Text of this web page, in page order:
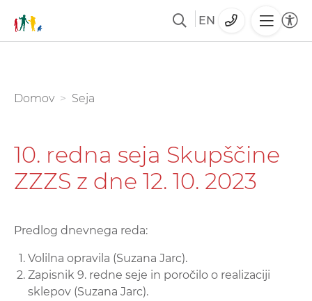
glavno
EN
You are here:
Domov Seja
10. redna seja Skupščine
ZZZS z dne 12. 10. 2023
Predlog dnevnega reda:
Volilna opravila (Suzana Jarc).
Zapisnik 9. redne seje in poročilo o realizaciji
sklepov (Suzana Jarc).